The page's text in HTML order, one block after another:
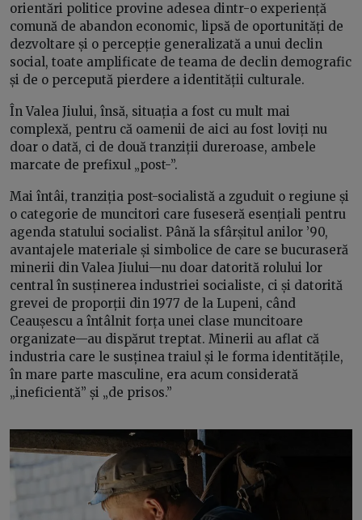
orientări politice provine adesea dintr-o experiență
comună de abandon economic, lipsă de oportunități de
dezvoltare și o percepție generalizată a unui declin
social, toate amplificate de teama de declin demografic
și de o percepută pierdere a identității culturale.
În Valea Jiului, însă, situația a fost cu mult mai
complexă, pentru că oamenii de aici au fost loviți nu
doar o dată, ci de două tranziții dureroase, ambele
marcate de prefixul „post-”.
Mai întâi, tranziția post-socialistă a zguduit o regiune și
o categorie de muncitori care fuseseră esențiali pentru
agenda statului socialist. Până la sfârșitul anilor ’90,
avantajele materiale și simbolice de care se bucuraseră
minerii din Valea Jiului—nu doar datorită rolului lor
central în susținerea industriei socialiste, ci și datorită
grevei de proporții din 1977 de la Lupeni, când
Ceaușescu a întâlnit forța unei clase muncitoare
organizate—au dispărut treptat. Minerii au aflat că
industria care le susținea traiul și le forma identitățile,
în mare parte masculine, era acum considerată
„ineficientă” și „de prisos.”